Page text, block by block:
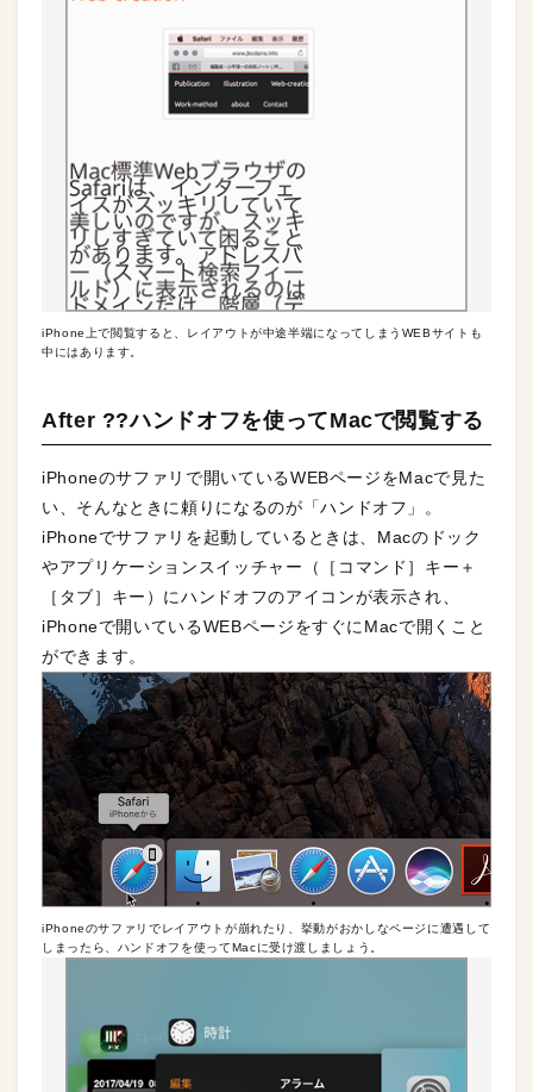
iPhone上で閲覧すると、レイアウトが中途半端になってしまうWEBサイトも
中にはあります。
After ??ハンドオフを使ってMacで閲覧する
iPhoneのサファリで開いているWEBページをMacで見た
い、そんなときに頼りになるのが「ハンドオフ」。
iPhoneでサファリを起動しているときは、Macのドック
やアプリケーションスイッチャー（［コマンド］キー＋
［タブ］キー）にハンドオフのアイコンが表示され、
iPhoneで開いているWEBページをすぐにMacで開くこと
ができます。
iPhoneのサファリでレイアウトが崩れたり、挙動がおかしなページに遭遇して
しまったら、ハンドオフを使ってMacに受け渡しましょう。